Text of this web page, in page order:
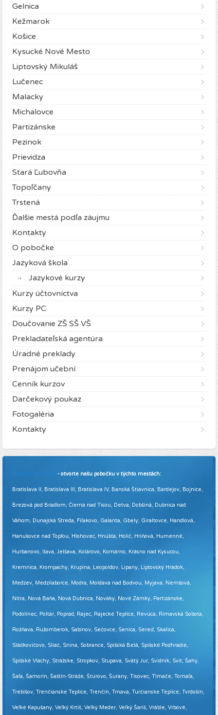
Gelnica
Kežmarok
Košice
Kysucké Nové Mesto
Liptovský Mikuláš
Lučenec
Malacky
Michalovce
Partizánske
Pezinok
Prievidza
Stará Ľubovňa
Topoľčany
Trstená
Ďalšie mestá podľa záujmu
Kontakty
O pobočke
Jazyková škola
Jazykové kurzy
Kurzy účtovníctva
Kurzy PC
Doučovanie ZŠ SŠ VŠ
Prekladateľská agentúra
Úradné preklady
Prenájom učební
Cenník kurzov
Darčekový poukaz
Fotogaléria
Kontakty
Pridajte sa k nám - otvorte našu pobočku v týchto mestách:
Bratislava II, Bratislava III, Bratislava IV, Banská Štiavnica, Bardejov, Bojnice,
Brezová pod Bradlom, Čierna nad Tisou, Detva, Dobšiná, Dubnica nad
Váhom, Dunajská Streda, Fiľakovo, Galanta, Gbely, Giraltovce, Handlová,
Hanušovce nad Topľou, Hlohovec, Hnúšťa, Holíč, Hriňová, Humenné,
Hurbanovo, Ilava, Jelšava, Kolárovo, Komárno, Krásno nad Kysucou,
Kremnica, Krompachy, Krupina, Leopoldov, Lipany, Liptovský Hrádok,
Medzev, Medzilaborce, Modra, Moldava nad Bodvou, Myjava, Nemšová,
Nitra, Nová Baňa, Nová Dubnica, Nováky, Nové Zámky, Partizánske,
Podolínec, Poltár, Poprad, Rajec, Rajecké Teplice, Revúca, Rimavská Sobota,
Rožňava, Ružomberok, Sabinov, Sečovce, Senica, Sereď, Skalica,
Sládkovičovo, Sliač, Snina, Sobrance, Spišská Belá, Spišské Podhradie,
Spišské Vlachy, Strážske, Stropkov, Stupava, Svätý Jur, Svidník, Svit, Šahy,
Šaľa, Šamorín, Šaštín-Stráže, Štúrovo, Šurany, Tisovec, Tlmače, Tornaľa,
Trebišov, Trenčianske Teplice, Trenčín, Trnava, Turčianske Teplice, Tvrdošín,
Veľké Kapušany, Veľký Krtíš, Veľký Meder, Veľký Šariš, Vráble, Vrbové,